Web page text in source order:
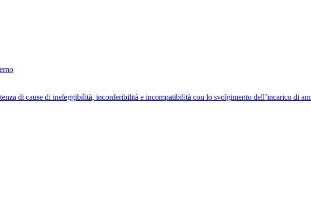
di cause di ineleggibilità, inconferibilità e incompatibilità con lo svolgimento dell’incarico di